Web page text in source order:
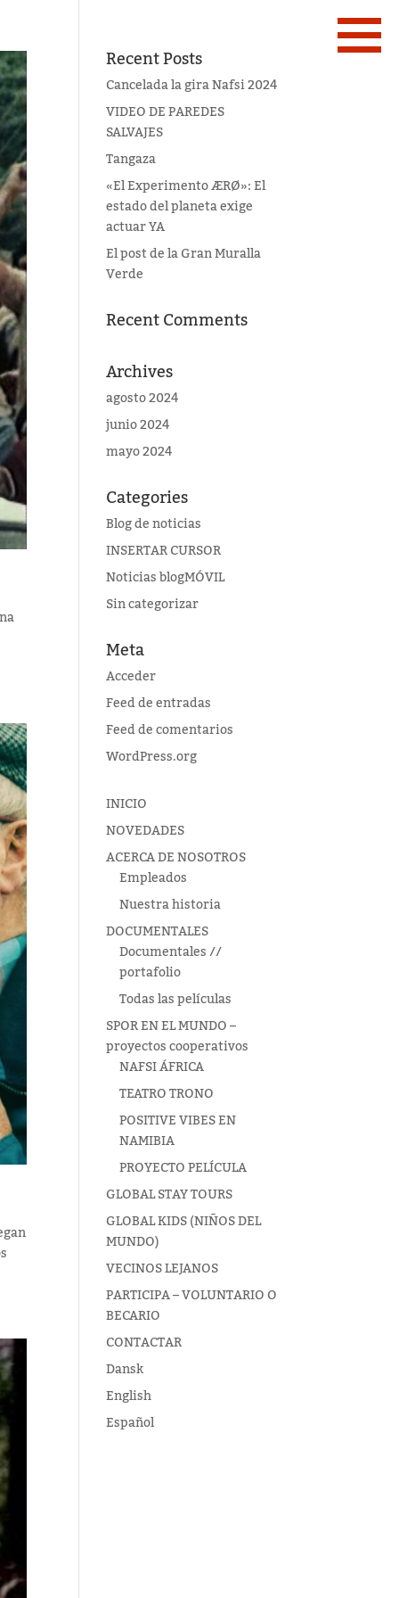
Recent Posts
Cancelada la gira Nafsi 2024
VIDEO DE PAREDES
SALVAJES
Tangaza
«El Experimento ÆRØ»: El
estado del planeta exige
actuar YA
El post de la Gran Muralla
Verde
Recent Comments
Archives
agosto 2024
junio 2024
mayo 2024
Categories
Blog de noticias
INSERTAR CURSOR
Noticias blogMÓVIL
Sin categorizar
Meta
Acceder
Feed de entradas
Feed de comentarios
WordPress.org
INICIO
NOVEDADES
ACERCA DE NOSOTROS
Empleados
Nuestra historia
DOCUMENTALES
Documentales //
portafolio
Todas las películas
SPOR EN EL MUNDO –
proyectos cooperativos
NAFSI ÁFRICA
TEATRO TRONO
POSITIVE VIBES EN
NAMIBIA
PROYECTO PELÍCULA
GLOBAL STAY TOURS
GLOBAL KIDS (NIÑOS DEL
MUNDO)
VECINOS LEJANOS
PARTICIPA – VOLUNTARIO O
BECARIO
CONTACTAR
Dansk
English
Español